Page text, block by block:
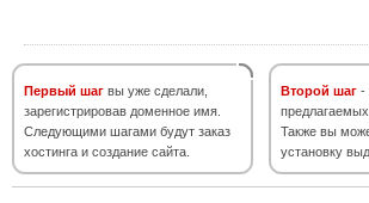
Первый шаг вы уже сделали,
зарегистрировав доменное имя.
Следующими шагами будут заказ
хостинга и создание сайта.
Второй шаг -
Также вы
установку